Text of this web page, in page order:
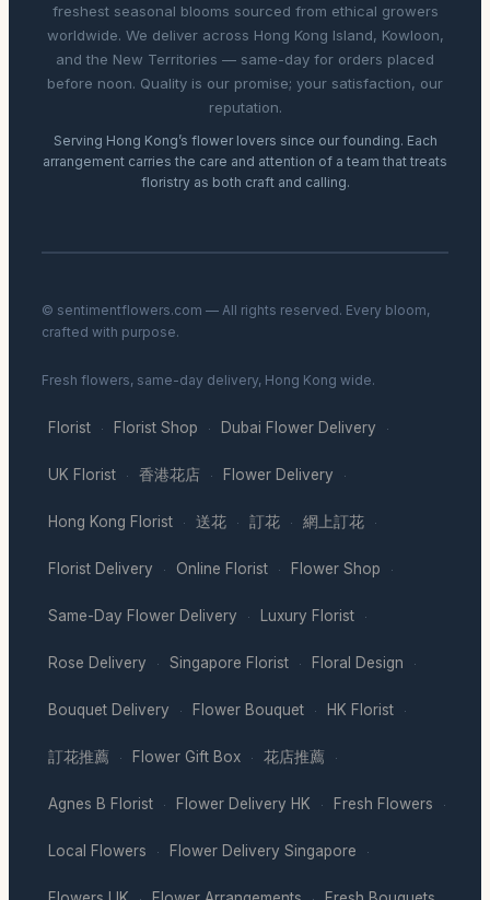
freshest seasonal blooms sourced from ethical growers
worldwide. We deliver across Hong Kong Island, Kowloon,
and the New Territories — same-day for orders placed
before noon. Quality is our promise; your satisfaction, our
reputation.
Serving Hong Kong’s flower lovers since our founding. Each
arrangement carries the care and attention of a team that treats
floristry as both craft and calling.
© sentimentflowers.com — All rights reserved. Every bloom,
crafted with purpose.
Fresh flowers, same-day delivery, Hong Kong wide.
Florist · Florist Shop · Dubai Flower Delivery ·
UK Florist · 香港花店 · Flower Delivery ·
Hong Kong Florist · 送花 · 訂花 · 網上訂花 ·
Florist Delivery · Online Florist · Flower Shop ·
Same-Day Flower Delivery · Luxury Florist ·
Rose Delivery · Singapore Florist · Floral Design ·
Bouquet Delivery · Flower Bouquet · HK Florist ·
訂花推薦 · Flower Gift Box · 花店推薦 ·
Agnes B Florist · Flower Delivery HK · Fresh Flowers ·
Local Flowers · Flower Delivery Singapore ·